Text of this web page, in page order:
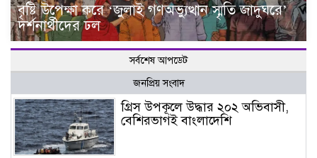
বৃষ্টি উপেক্ষা করে ‘জুলাই গণঅভ্যুত্থান স্মৃতি জাদুঘরে’
দর্শনার্থীদের ঢল
সর্বশেষ আপডেট
জনপ্রিয় সংবাদ
গ্রিস উপকূলে উদ্ধার ২০২ অভিবাসী,
বেশিরভাগই বাংলাদেশি